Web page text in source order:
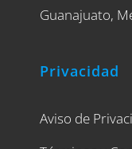
Guanajuato,
Privacidad
Aviso de